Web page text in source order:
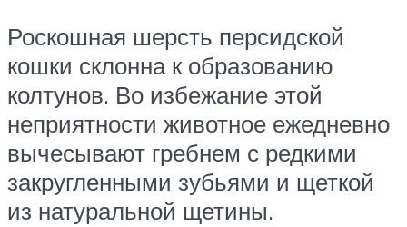
Роскошная шерсть персидской
кошки склонна к образованию
колтунов. Во избежание этой
неприятности животное ежедневно
вычесывают гребнем с редкими
закругленными зубьями и щеткой
из натуральной щетины.